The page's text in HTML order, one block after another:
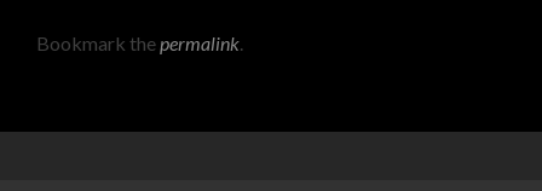
Bookmark thepermalink.